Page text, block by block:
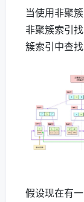
当使用非聚
非聚簇索引
簇索引中查
假设现在有